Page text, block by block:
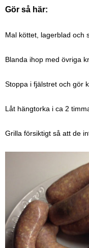
Gör så här:
Mal köttet, lagerblad och
Blanda ihop med övriga
Stoppa i fjälstret och gör
Låt hängtorka i ca 2
Grilla försiktigt så att de